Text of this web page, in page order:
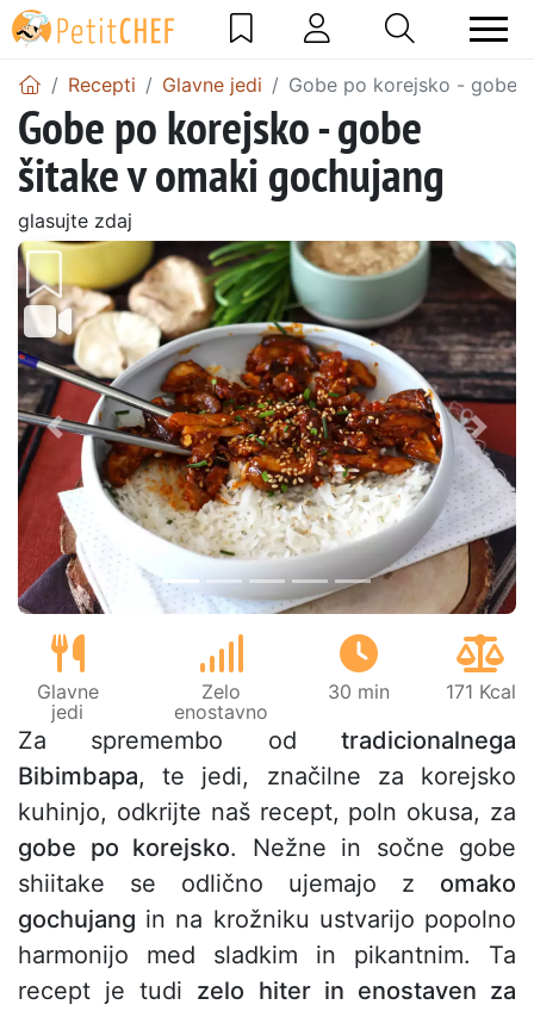
Recepti Glavne jedi Gobe po korejsko - gobe
Gobe po korejsko - gobe
šitake v omaki gochujang
glasujte zdaj
Prejšnji
Glavne
jedi
Zelo
enostavno
30 min 171 Kcal
Za spremembo od tradicionalnega
Bibimbapa, te jedi, značilne za korejsko
kuhinjo, odkrijte naš recept, poln okusa, za
gobe po korejsko. Nežne in sočne gobe
shiitake se odlično ujemajo z omako
gochujang in na krožniku ustvarijo popolno
harmonijo med sladkim in pikantnim. Ta
recept je tudi zelo hiter in enostaven za